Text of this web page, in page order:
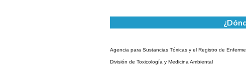
Agencia para Sustancias Tóxicas y el Registro de
División de Toxicología y Medicina Ambiental